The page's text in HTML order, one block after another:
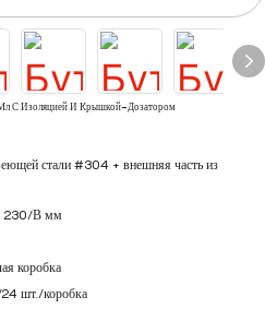
С Изоляцией И Крышкой-Дозатором
стали #304 + внешняя часть из
230/В мм
коробка
шт./коробка